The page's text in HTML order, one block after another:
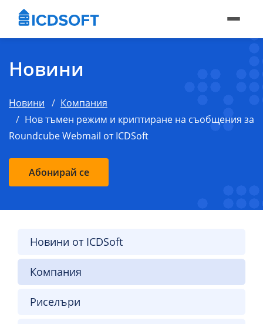
Новини
Новини
Компания
Нов тъмен режим и криптиране на съобщения за
Roundcube Webmail от ICDSoft
Абонирай се
Новини от ICDSoft
Компания
Риселъри